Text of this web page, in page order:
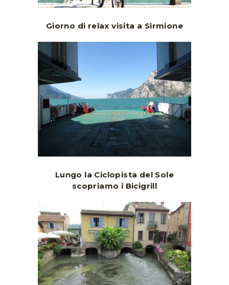
Giorno di relax visita a Sirmione
Lungo la Ciclopista del Sole
scopriamo i Bicigrill